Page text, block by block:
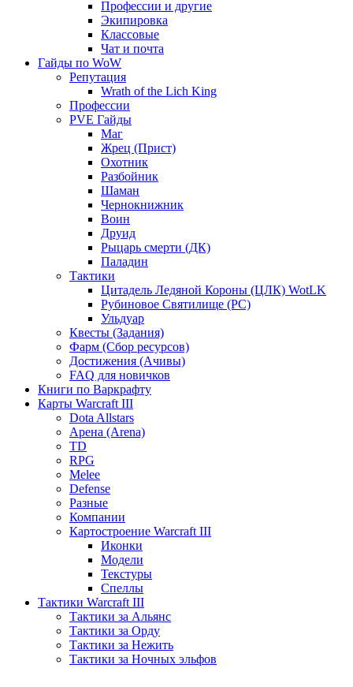
Профессии и другие
Экипировка
Классовые
Чат и почта
Гайды по WoW
Репутация
Wrath of the Lich King
Профессии
PVE Гайды
Маг
Жрец (Прист)
Охотник
Разбойник
Шаман
Чернокнижник
Воин
Друид
Рыцарь смерти (ДК)
Паладин
Тактики
Цитадель Ледяной Короны (ЦЛК) WotLK
Рубиновое Святилище (РС)
Ульдуар
Квесты (Задания)
Фарм (Сбор ресурсов)
Достижения (Ачивы)
FAQ для новичков
Книги по Варкрафту
Карты Warcraft III
Dota Allstars
Арена (Arena)
TD
RPG
Melee
Defense
Разные
Компании
Картостроение Warcraft III
Иконки
Модели
Текстуры
Спеллы
Тактики Warcraft III
Тактики за Альянс
Тактики за Орду
Тактики за Нежить
Тактики за Ночных эльфов